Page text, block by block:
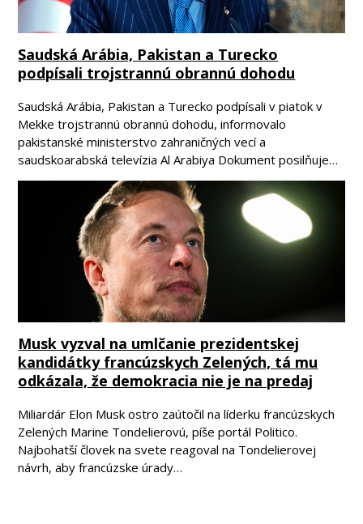
Saudská Arábia, Pakistan a Turecko
podpísali trojstrannú obrannú dohodu
Saudská Arábia, Pakistan a Turecko podpísali v piatok v
Mekke trojstrannú obrannú dohodu, informovalo
pakistanské ministerstvo zahraničných vecí a
saudskoarabská televízia Al Arabiya Dokument posilňuje…
Musk vyzval na umlčanie prezidentskej
kandidátky francúzskych Zelených, tá mu
odkázala, že demokracia nie je na predaj
Miliardár Elon Musk ostro zaútočil na líderku francúzskych
Zelených Marine Tondelierovú, píše portál Politico.
Najbohatší človek na svete reagoval na Tondelierovej
návrh, aby francúzske úrady…